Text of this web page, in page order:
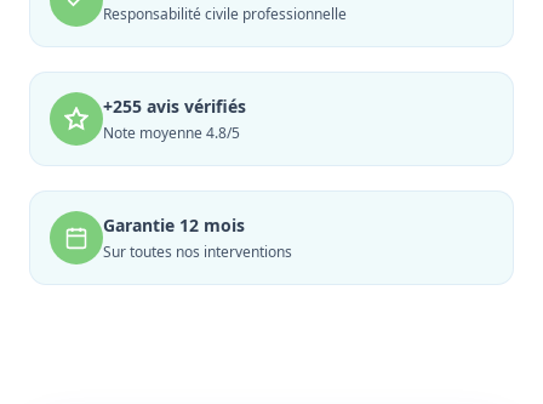
Responsabilité civile professionnelle
+255 avis vérifiés
Note moyenne 4.8/5
Garantie 12 mois
Sur toutes nos interventions